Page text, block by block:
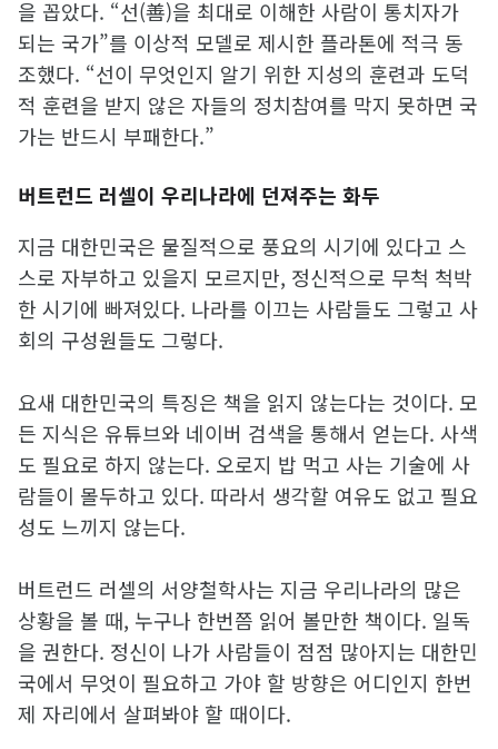
을 꼽았다. “선(善)을 최대로 이해한 사람이 통치자가
되는 국가”를 이상적 모델로 제시한 플라톤에 적극 동
조했다. “선이 무엇인지 알기 위한 지성의 훈련과 도덕
적 훈련을 받지 않은 자들의 정치참여를 막지 못하면 국
가는 반드시 부패한다.”
버트런드 러셀이 우리나라에 던져주는 화두
지금 대한민국은 물질적으로 풍요의 시기에 있다고 스
스로 자부하고 있을지 모르지만, 정신적으로 무척 척박
한 시기에 빠져있다. 나라를 이끄는 사람들도 그렇고 사
회의 구성원들도 그렇다.
요새 대한민국의 특징은 책을 읽지 않는다는 것이다. 모
든 지식은 유튜브와 네이버 검색을 통해서 얻는다. 사색
도 필요로 하지 않는다. 오로지 밥 먹고 사는 기술에 사
람들이 몰두하고 있다. 따라서 생각할 여유도 없고 필요
성도 느끼지 않는다.
버트런드 러셀의 서양철학사는 지금 우리나라의 많은
상황을 볼 때, 누구나 한번쯤 읽어 볼만한 책이다. 일독
을 권한다. 정신이 나가 사람들이 점점 많아지는 대한민
국에서 무엇이 필요하고 가야 할 방향은 어디인지 한번
제 자리에서 살펴봐야 할 때이다.